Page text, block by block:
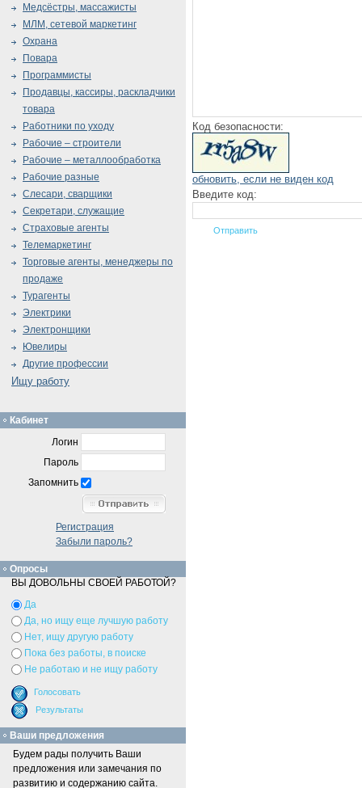
Код безопасности:
обновить, если не виден код
Введите код:
Медсёстры, массажисты
МЛМ, сетевой маркетинг
Охрана
Повара
Программисты
Продавцы, кассиры, раскладчики
товара
Работники по уходу
Рабочие – строители
Рабочие – металлообработка
Рабочие разные
Слесари, сварщики
Секретари, служащие
Страховые агенты
Телемаркетинг
Торговые агенты, менеджеры по
продаже
Турагенты
Электрики
Электронщики
Ювелиры
Другие профессии
Ищу работу
Кабинет
Логин
Пароль
Запомнить
Регистрация
Забыли пароль?
Опросы
ВЫ ДОВОЛЬНЫ СВОЕЙ РАБОТОЙ?
Да
Да, но ищу еще лучшую работу
Нет, ищу другую работу
Пока без работы, в поиске
Не работаю и не ищу работу
Ваши предложения
Будем рады получить Ваши
предложения или замечания по
развитию и содержанию сайта.